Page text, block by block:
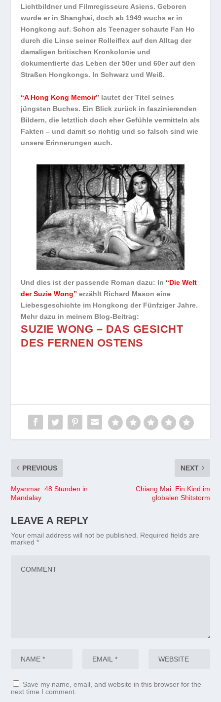
Lichtbildner und Filmregisseure Asiens. Geboren
wurde er in Shanghai, doch ab 1949 wuchs er in
Hongkong auf. Schon als Teenager schaute Fan Ho
durch die Linse seiner Rolleiflex auf den Alltag der
damaligen britischen Kronkolonie und
dokumentierte das Leben der 50er und 60er auf den
Straßen Hongkongs. In Schwarz und Weiß.
“A Hong Kong Memoir” lautet der Titel seines
jüngsten Buches. Ein Blick zurück in faszinierenden
Bildern, die letztlich doch eher Gefühle vermitteln als
Fakten – und damit so richtig und so falsch sind wie
unsere Erinnerungen auch.
Und dies ist der passende Roman dazu: In “Die Welt
der Suzie Wong” erzählt Richard Mason eine
Liebesgeschichte im Hongkong der Fünfziger Jahre.
Mehr dazu in meinem Blog-Beitrag:
SUZIE WONG – DAS GESICHT
DES FERNEN OSTENS
PREVIOUS
Myanmar: 48 Stunden in
Mandalay
NEXT
Chiang Mai: Ein Kind im
globalen Shitstorm
LEAVE A REPLY
Your email address will not be published.
Required fields are
marked*
Save my name, email, and website in this browser for the
next time I comment.